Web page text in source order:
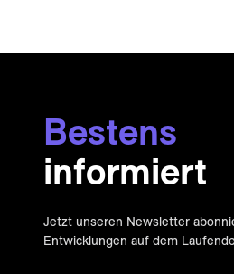
Bestens
informiert
Jetzt unseren Newsletter
Entwicklungen auf dem